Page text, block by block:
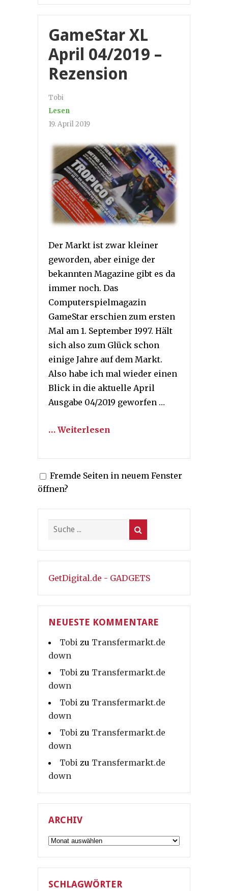
GameStar XL
April 04/2019 –
Rezension
Tobi
Lesen
19. April 2019
Der Markt ist zwar kleiner
geworden, aber einige der
bekannten Magazine gibt es da
immer noch. Das
Computerspielmagazin
GameStar erschien zum ersten
Mal am 1. September 1997. Hält
sich also zum Glück schon
einige Jahre auf dem Markt.
Also habe ich mal wieder einen
Blick in die aktuelle April
Ausgabe 04/2019 geworfen …
… Weiterlesen
Fremde Seiten in neuem Fenster
öffnen?
GetDigital.de - GADGETS
NEUESTE KOMMENTARE
Tobi zu Transfermarkt.de
down
Tobi zu Transfermarkt.de
down
Tobi zu Transfermarkt.de
down
Tobi zu Transfermarkt.de
down
Tobi zu Transfermarkt.de
down
ARCHIV
Archiv
SCHLAGWÖRTER